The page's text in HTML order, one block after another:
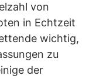
von
in Echtzeit
wichtig,
zu
der